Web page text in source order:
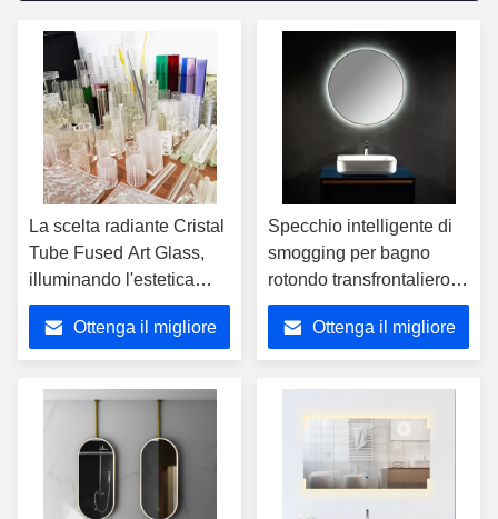
La scelta radiante Cristal
Tube Fused Art Glass,
illuminando l'estetica
spaziale
Ottenga il migliore
Specchio intelligente di
smogging per bagno
rotondo transfrontaliero -
Specchio a LED touch
smart per bagno in stile
nordico
Ottenga il migliore